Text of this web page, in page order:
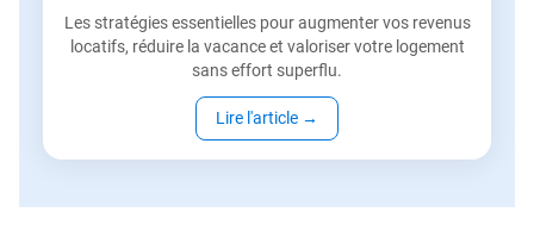
Les stratégies essentielles pour augmenter vos revenus
locatifs, réduire la vacance et valoriser votre logement
sans effort superflu.
Lire l'article →